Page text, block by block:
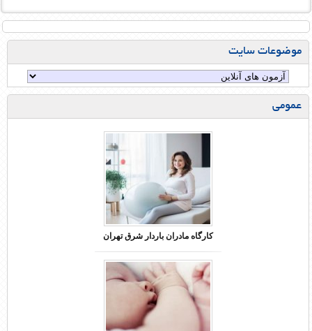
موضوعات سایت
عمومی
کارگاه مادران باردار شرق تهران